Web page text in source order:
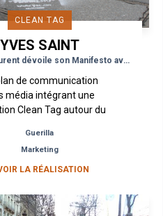
CLEAN TAG
YVES SAINT
LAURENT
Yves Saint Laurent dévoile son Manifesto avec le Clean Tag
de communication
média intégrant une
Clean Tag autour du
plus la prestigieuse
griffe de haute...
Guerilla
Marketing
LA RÉALISATION